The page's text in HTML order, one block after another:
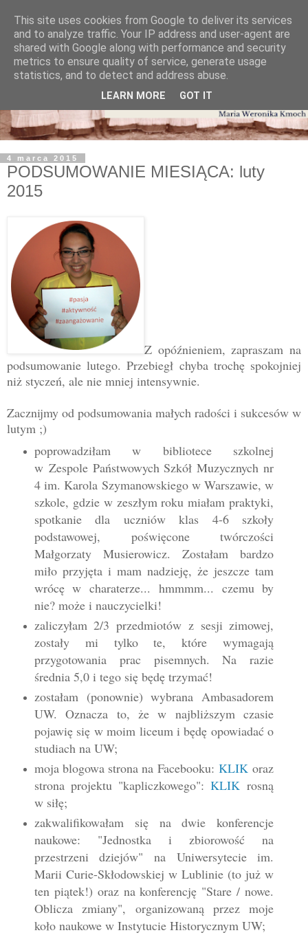
4 marca 2015
PODSUMOWANIE MIESIĄCA: luty
2015
Z opóźnieniem, zapraszam na
podsumowanie lutego. Przebiegł chyba trochę spokojniej
niż styczeń, ale nie mniej intensywnie.
Zacznijmy od podsumowania małych radości i sukcesów w
lutym ;)
poprowadziłam w bibliotece szkolnej
w Zespole Państwowych Szkół Muzycznych nr
4 im. Karola Szymanowskiego w Warszawie, w
szkole, gdzie w zeszłym roku miałam praktyki,
spotkanie dla uczniów klas 4-6 szkoły
podstawowej, poświęcone twórczości
Małgorzaty Musierowicz. Zostałam bardzo
miło przyjęta i mam nadzieję, że jeszcze tam
wrócę w charaterze... hmmmm... czemu by
nie? może i nauczycielki!
zaliczyłam 2/3 przedmiotów z sesji zimowej,
zostały mi tylko te, które wymagają
przygotowania prac pisemnych. Na razie
średnia 5,0 i tego się będę trzymać!
zostałam (ponownie) wybrana Ambasadorem
UW. Oznacza to, że w najbliższym czasie
pojawię się w moim liceum i będę opowiadać o
studiach na UW;
moja blogowa strona na Facebooku:KLIK oraz
strona projektu "kapliczkowego":KLIKrosną
w siłę;
zakwalifikowałam się na dwie konferencje
naukowe: "Jednostka i zbiorowość na
przestrzeni dziejów" na Uniwersytecie im.
Marii Curie-Skłodowskiej w Lublinie (to już w
ten piątek!) oraz na konferencję "Stare / nowe.
Oblicza zmiany", organizowaną przez moje
koło naukowe w Instytucie Historycznym UW;
This site uses cookies from Google to deliver its services
and to analyze traffic. Your IP address and user-agent are
shared with Google along with performance and security
metrics to ensure quality of service, generate usage
statistics, and to detect and address abuse.
LEARN MORE GOT IT